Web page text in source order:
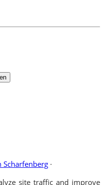
·
site traffic and improve